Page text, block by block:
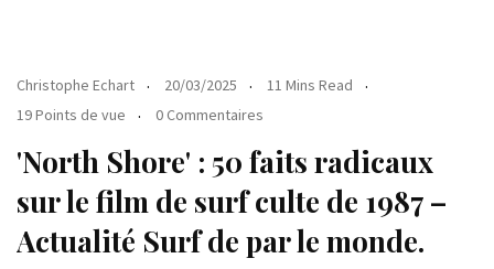
Christophe Echart 20/03/2025
11 Mins Read
19 Points de vue
0 Commentaires
'North Shore' : 50 faits radicaux
sur le film de surf culte de 1987 –
Actualité Surf de par le monde.